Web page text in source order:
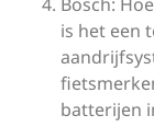
is het een
batterijen